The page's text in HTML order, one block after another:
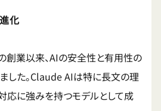
化
業以来、AIの安全性と有用性の
した。Claude AIは特に長文の理
応に強みを持つモデルとして成